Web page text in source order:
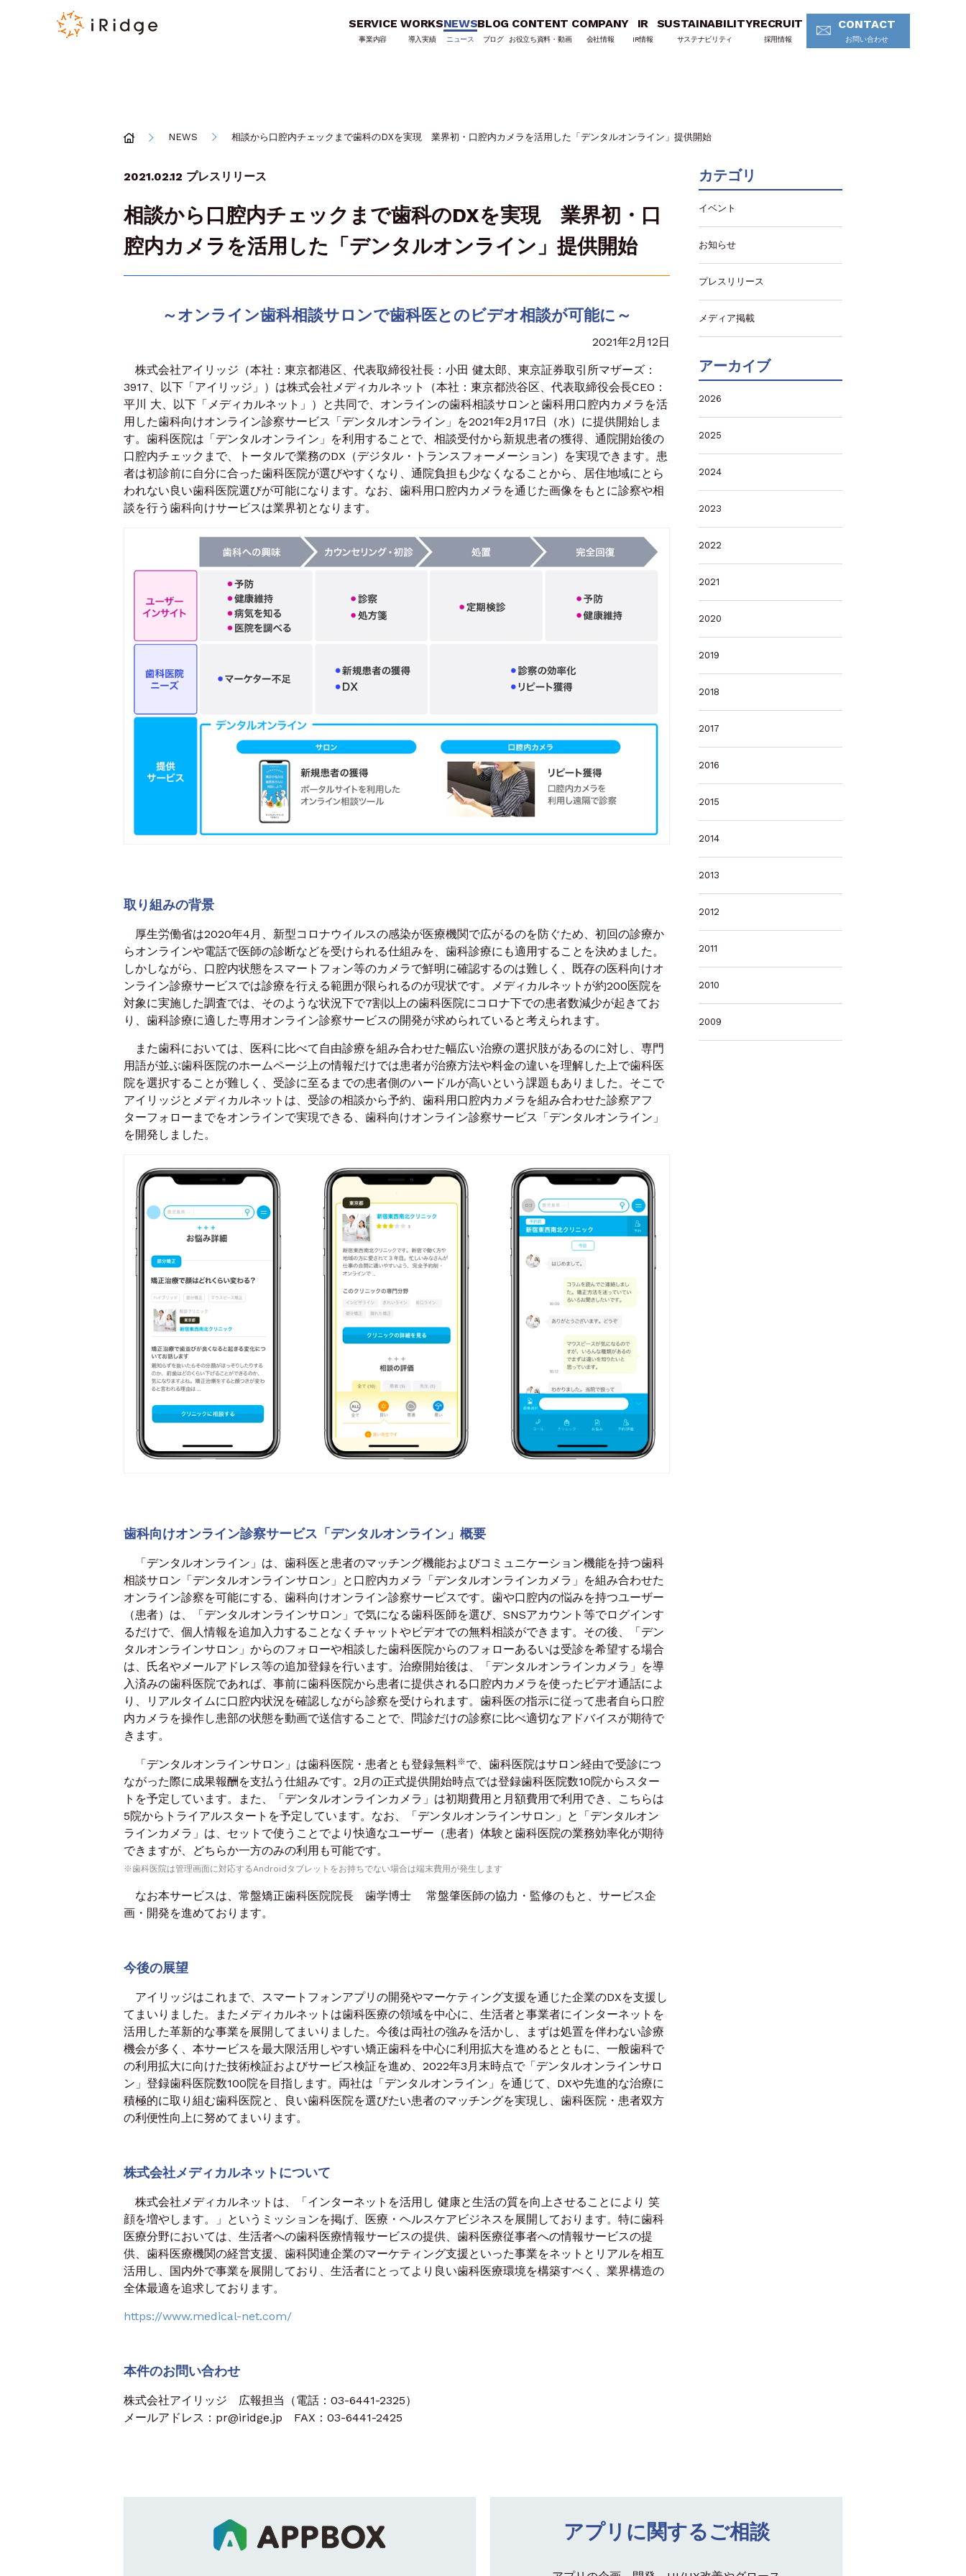
SERVICE
事業内容
WORKS
導入実績
NEWS
ニュース
BLOG
ブログ
CONTENT
お役立ち資料・動画
COMPANY
会社情報
IR
IR情報
SUSTAINABILITY
サステナビリティ
RECRUIT
採用情報
CONTACT
お問い合わせ
NEWS 相談から口腔内チェックまで歯科のDXを実現 業界初・口腔内カメラを活用した「デンタルオンライン」提供開始
2021.02.12 プレスリリース
相談から口腔内チェックまで歯科のDXを実現 業界初・口
腔内カメラを活用した「デンタルオンライン」提供開始
～オンライン歯科相談サロンで歯科医とのビデオ相談が可能に～
2021年2月12日
株式会社アイリッジ（本社：東京都港区、代表取締役社長：小田 健太郎、東京証券取引所マザーズ：
3917、以下「アイリッジ」）は株式会社メディカルネット（本社：東京都渋谷区、代表取締役会長CEO：
平川 大、以下「メディカルネット」）と共同で、オンラインの歯科相談サロンと歯科用口腔内カメラを活
用した歯科向けオンライン診察サービス「デンタルオンライン」を2021年2月17日（水）に提供開始しま
す。歯科医院は「デンタルオンライン」を利用することで、相談受付から新規患者の獲得、通院開始後の
口腔内チェックまで、トータルで業務のDX（デジタル・トランスフォーメーション）を実現できます。患
者は初診前に自分に合った歯科医院が選びやすくなり、通院負担も少なくなることから、居住地域にとら
われない良い歯科医院選びが可能になります。なお、歯科用口腔内カメラを通じた画像をもとに診察や相
談を行う歯科向けサービスは業界初となります。
取り組みの背景
厚生労働省は2020年4月、新型コロナウイルスの感染が医療機関で広がるのを防ぐため、初回の診療か
らオンラインや電話で医師の診断などを受けられる仕組みを、歯科診療にも適用することを決めました。
しかしながら、口腔内状態をスマートフォン等のカメラで鮮明に確認するのは難しく、既存の医科向けオ
ンライン診療サービスでは診療を行える範囲が限られるのが現状です。メディカルネットが約200医院を
対象に実施した調査では、そのような状況下で7割以上の歯科医院にコロナ下での患者数減少が起きてお
り、歯科診療に適した専用オンライン診察サービスの開発が求められていると考えられます。
また歯科においては、医科に比べて自由診療を組み合わせた幅広い治療の選択肢があるのに対し、専門
用語が並ぶ歯科医院のホームページ上の情報だけでは患者が治療方法や料金の違いを理解した上で歯科医
院を選択することが難しく、受診に至るまでの患者側のハードルが高いという課題もありました。そこで
アイリッジとメディカルネットは、受診の相談から予約、歯科用口腔内カメラを組み合わせた診察アフ
ターフォローまでをオンラインで実現できる、歯科向けオンライン診察サービス「デンタルオンライン」
を開発しました。
歯科向けオンライン診察サービス「デンタルオンライン」概要
「デンタルオンライン」は、歯科医と患者のマッチング機能およびコミュニケーション機能を持つ歯科
相談サロン「デンタルオンラインサロン」と口腔内カメラ「デンタルオンラインカメラ」を組み合わせた
オンライン診察を可能にする、歯科向けオンライン診察サービスです。歯や口腔内の悩みを持つユーザー
（患者）は、「デンタルオンラインサロン」で気になる歯科医師を選び、SNSアカウント等でログインす
るだけで、個人情報を追加入力することなくチャットやビデオでの無料相談ができます。その後、「デン
タルオンラインサロン」からのフォローや相談した歯科医院からのフォローあるいは受診を希望する場合
は、氏名やメールアドレス等の追加登録を行います。治療開始後は、「デンタルオンラインカメラ」を導
入済みの歯科医院であれば、事前に歯科医院から患者に提供される口腔内カメラを使ったビデオ通話によ
り、リアルタイムに口腔内状況を確認しながら診察を受けられます。歯科医の指示に従って患者自ら口腔
内カメラを操作し患部の状態を動画で送信することで、問診だけの診察に比べ適切なアドバイスが期待で
きます。
「デンタルオンラインサロン」は歯科医院・患者とも登録無料※で、歯科医院はサロン経由で受診につ
ながった際に成果報酬を支払う仕組みです。2月の正式提供開始時点では登録歯科医院数10院からスター
トを予定しています。また、「デンタルオンラインカメラ」は初期費用と月額費用で利用でき、こちらは
5院からトライアルスタートを予定しています。なお、「デンタルオンラインサロン」と「デンタルオン
ラインカメラ」は、セットで使うことでより快適なユーザー（患者）体験と歯科医院の業務効率化が期待
できますが、どちらか一方のみの利用も可能です。
※歯科医院は管理画面に対応するAndroidタブレットをお持ちでない場合は端末費用が発生します
なお本サービスは、常盤矯正歯科医院院長 歯学博士 常盤肇医師の協力・監修のもと、サービス企
画・開発を進めております。
今後の展望
アイリッジはこれまで、スマートフォンアプリの開発やマーケティング支援を通じた企業のDXを支援し
てまいりました。またメディカルネットは歯科医療の領域を中心に、生活者と事業者にインターネットを
活用した革新的な事業を展開してまいりました。今後は両社の強みを活かし、まずは処置を伴わない診療
機会が多く、本サービスを最大限活用しやすい矯正歯科を中心に利用拡大を進めるとともに、一般歯科で
の利用拡大に向けた技術検証およびサービス検証を進め、2022年3月末時点で「デンタルオンラインサロ
ン」登録歯科医院数100院を目指します。両社は「デンタルオンライン」を通じて、DXや先進的な治療に
積極的に取り組む歯科医院と、良い歯科医院を選びたい患者のマッチングを実現し、歯科医院・患者双方
の利便性向上に努めてまいります。
株式会社メディカルネットについて
株式会社メディカルネットは、「インターネットを活用し 健康と生活の質を向上させることにより 笑
顔を増やします。」というミッションを掲げ、医療・ヘルスケアビジネスを展開しております。特に歯科
医療分野においては、生活者への歯科医療情報サービスの提供、歯科医療従事者への情報サービスの提
供、歯科医療機関の経営支援、歯科関連企業のマーケティング支援といった事業をネットとリアルを相互
活用し、国内外で事業を展開しており、生活者にとってより良い歯科医療環境を構築すべく、業界構造の
全体最適を追求しております。
https://www.medical-net.com/
本件のお問い合わせ
株式会社アイリッジ 広報担当（電話：03-6441-2325）
メールアドレス：pr@iridge.jp FAX：03-6441-2425
カテゴリ
イベント
お知らせ
プレスリリース
メディア掲載
アーカイブ
2026
2025
2024
2023
2022
2021
2020
2019
2018
2017
2016
2015
2014
2013
2012
2011
2010
2009
アプリに関するご相談